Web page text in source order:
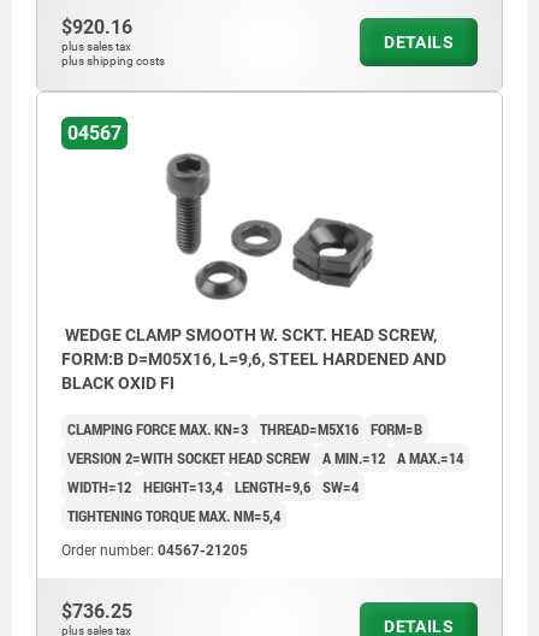
$920.16
plus sales tax
plus shipping costs
DETAILS
04567
WEDGE CLAMP SMOOTH W. SCKT. HEAD SCREW,
FORM:B D=M05X16, L=9,6, STEEL HARDENED AND
BLACK OXID FI
CLAMPING FORCE MAX. KN=3 THREAD=M5X16 FORM=B
VERSION 2=WITH SOCKET HEAD SCREW A MIN.=12 A MAX.=14
WIDTH=12 HEIGHT=13,4 LENGTH=9,6 SW=4
TIGHTENING TORQUE MAX. NM=5,4
Order number: 04567-21205
$736.25
plus sales tax DETAILS